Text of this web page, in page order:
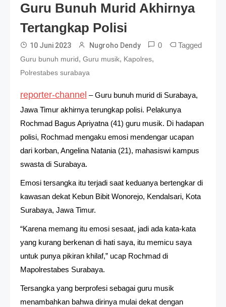
Guru Bunuh Murid Akhirnya
Tertangkap Polisi
10 Juni 2023 Nugroho Dendy 0 Tagged
Guru bunuh murid, Guru musik, Kapolres,
Polrestabes surabaya
reporter-channel – Guru bunuh murid di Surabaya,
Jawa Timur akhirnya terungkap polisi. Pelakunya
Rochmad Bagus Apriyatna (41) guru musik. Di hadapan
polisi, Rochmad mengaku emosi mendengar ucapan
dari korban, Angelina Natania (21), mahasiswi kampus
swasta di Surabaya.
Emosi tersangka itu terjadi saat keduanya bertengkar di
kawasan dekat Kebun Bibit Wonorejo, Kendalsari, Kota
Surabaya, Jawa Timur.
“Karena memang itu emosi sesaat, jadi ada kata-kata
yang kurang berkenan di hati saya, itu memicu saya
untuk punya pikiran khilaf,” ucap Rochmad di
Mapolrestabes Surabaya.
Tersangka yang berprofesi sebagai guru musik
menambahkan bahwa dirinya mulai dekat dengan